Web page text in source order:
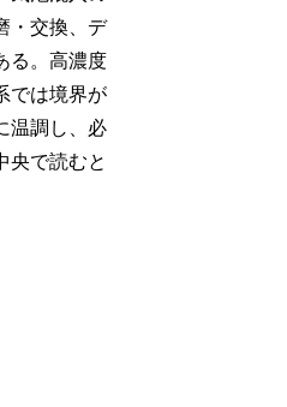
・交換、デ
る。高濃度
では境界が
温調し、必
央で読むと